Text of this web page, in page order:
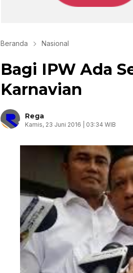
Beranda Nasional
Bagi IPW Ada
Karnavian
Rega
Kamis, 23 Juni 2016 | 03:34 WIB